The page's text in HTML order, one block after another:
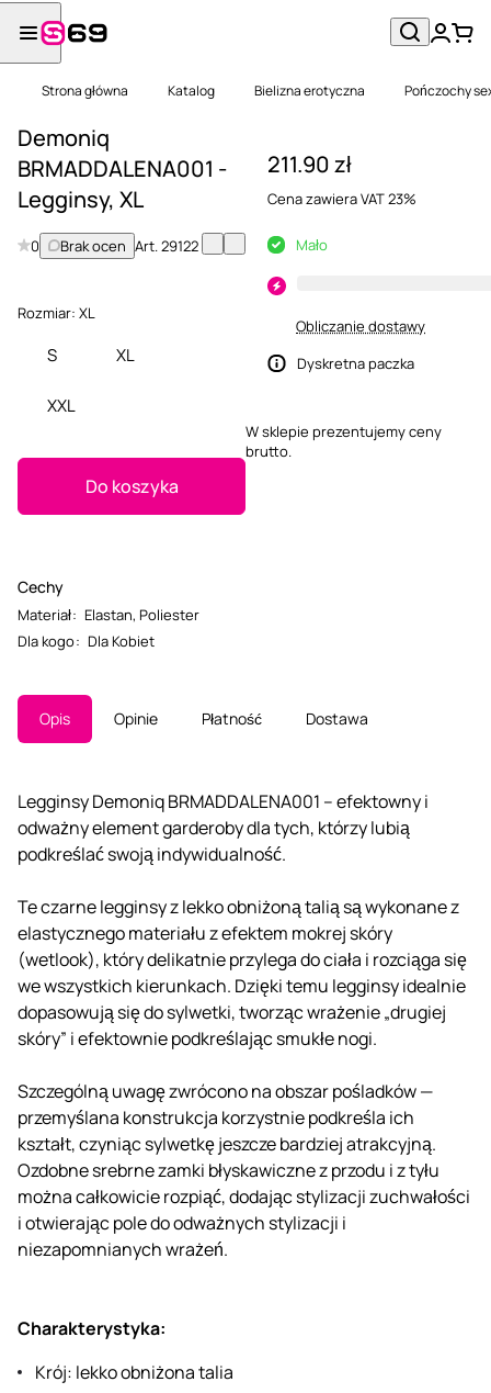
Strona główna Katalog Bielizna erotyczna Pończochy
Demoniq
BRMADDALENA001 -
Legginsy, XL
0 Brak ocen Art.29122
Rozmiar: XL
S XL
XXL
Do koszyka
Cechy
Materiał: Elastan, Poliester
Dla kogo: Dla Kobiet
211.90 zł
Cena zawiera VAT 23%
Mało
Obliczanie dostawy
Dyskretna paczka
W sklepie prezentujemy ceny
brutto.
Opis Opinie Płatność Dostawa
Legginsy Demoniq BRMADDALENA001 – efektowny i
odważny element garderoby dla tych, którzy lubią
podkreślać swoją indywidualność.
Te czarne legginsy z lekko obniżoną talią są wykonane z
elastycznego materiału z efektem mokrej skóry
(wetlook), który delikatnie przylega do ciała i rozciąga się
we wszystkich kierunkach. Dzięki temu legginsy idealnie
dopasowują się do sylwetki, tworząc wrażenie „drugiej
skóry” i efektownie podkreślając smukłe nogi.
Szczególną uwagę zwrócono na obszar pośladków —
przemyślana konstrukcja korzystnie podkreśla ich
kształt, czyniąc sylwetkę jeszcze bardziej atrakcyjną.
Ozdobne srebrne zamki błyskawiczne z przodu i z tyłu
można całkowicie rozpiąć, dodając stylizacji zuchwałości
i otwierając pole do odważnych stylizacji i
niezapomnianych wrażeń.
Charakterystyka:
Krój: lekko obniżona talia